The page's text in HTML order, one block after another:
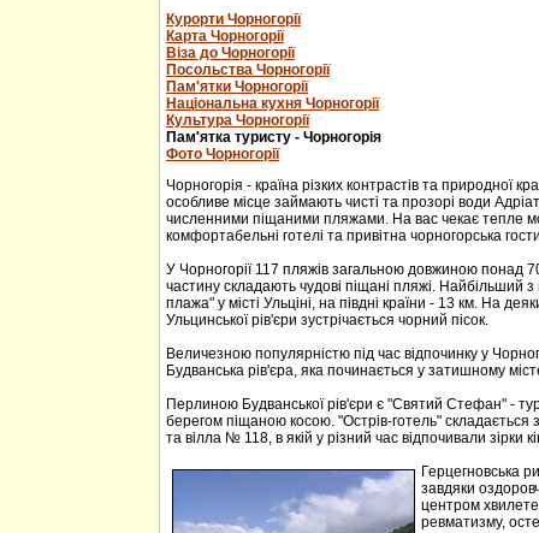
Курорти Чорногорії
Карта Чорногорії
Віза до Чорногорії
Посольства Чорногорії
Пам'ятки Чорногорії
Національна кухня Чорногорії
Культура Чорногорії
Пам'ятка туристу - Чорногорія
Фото Чорногорії
Чорногорія - країна різких контрастів та природної
особливе місце займають чисті та прозорі води
численними піщаними пляжами. На вас чекає тепле
комфортабельні готелі та привітна чорногорська
У Чорногорії 117 пляжів загальною довжиною понад
частину складають чудові піщані пляжі. Найбільший
плажа" у місті Ульціні, на півдні країни - 13 км. На
Ульцинської рів'єри зустрічається чорний пісок.
Величезною популярністю під час відпочинку у
Будванська рів'єра, яка починається у затишному
Перлиною Будванської рів'єри є "Святий Стефан" -
берегом піщаною косою. "Острів-готель"
та вілла № 118, в якій у різний час відпочивали зірки
Герцегновська
завдяки
центром
ревматизму,